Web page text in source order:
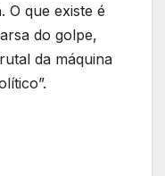
. O que existe é
do golpe,
da máquina